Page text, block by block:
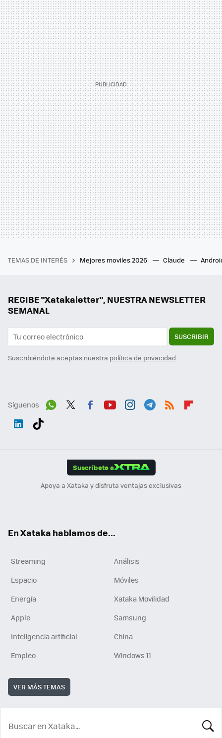
TEMAS DE INTERÉS Mejores moviles 2026 Claude
RECIBE "Xatakaletter", NUESTRA NEWSLETTER
SEMANAL
SUSCRIBIR
Suscribiéndote aceptas nuestra política de privacidad
Síguenos
Suscríbete a
Apoya a Xataka y disfruta ventajas exclusivas
En Xataka hablamos de...
Streaming
Análisis
Espacio
Móviles
Energía
Xataka Movilidad
Apple
Samsung
Inteligencia artificial
China
Empleo
Windows 11
VER MÁS TEMAS